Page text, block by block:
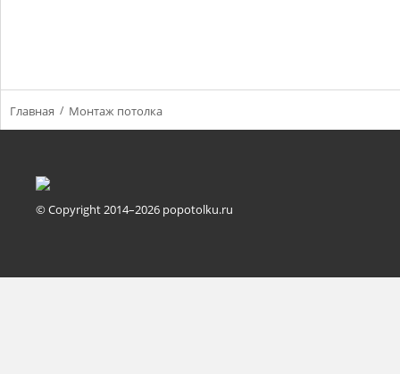
Главная Монтаж потолка
© Copyright 2014–2026 popotolku.ru